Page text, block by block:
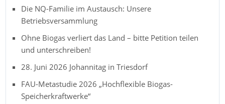
Die NQ-Familie im Austausch: Unsere
Betriebsversammlung
Ohne Biogas verliert das Land – bitte Petition teilen
und unterschreiben!
28. Juni 2026 Johannitag in Triesdorf
FAU-Metastudie 2026 „Hochflexible Biogas-
Speicherkraftwerke“